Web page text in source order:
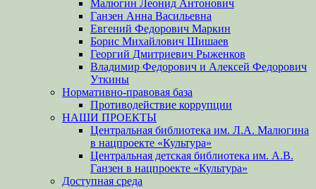
Малюгин Леонид Антонович
Ганзен Анна Васильевна
Евгений Федорович Маркин
Борис Михайлович Шишаев
Георгий Дмитриевич Рыженков
Владимир Федорович и Алексей Федорович
Уткины
Нормативно-правовая база
Противодействие коррупции
НАШИ ПРОЕКТЫ
Центральная библиотека им. Л.А. Малюгина
в нацпроекте «Культура»
Центральная детская библиотека им. А.В.
Ганзен в нацпроекте «Культура»
Доступная среда